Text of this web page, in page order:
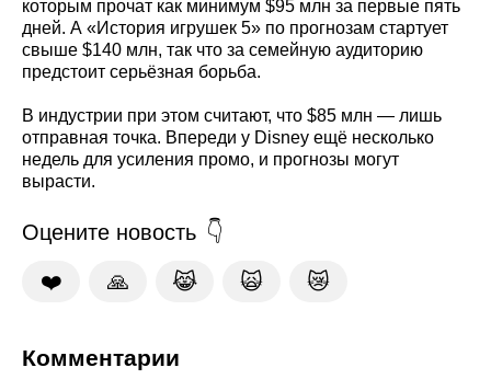
которым прочат как минимум $95 млн за первые пять
дней. А «История игрушек 5» по прогнозам стартует
свыше $140 млн, так что за семейную аудиторию
предстоит серьёзная борьба.
В индустрии при этом считают, что $85 млн — лишь
отправная точка. Впереди у Disney ещё несколько
недель для усиления промо, и прогнозы могут
вырасти.
Оцените новость
❤️ 🙏 😹 🙀 😿
Комментарии